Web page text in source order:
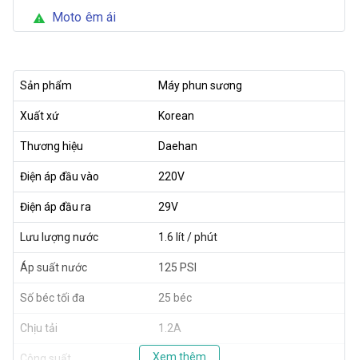
warning Moto êm ái
Sản phẩm Máy phun sương
Xuất xứ Korean
Thương hiệu Daehan
Điện áp đầu vào 220V
Điện áp đầu ra 29V
Lưu lượng nước 1.6 lít / phút
Áp suất nước 125 PSI
Số béc tối đa 25 béc
Chịu tải 1.2A
Xem thêm